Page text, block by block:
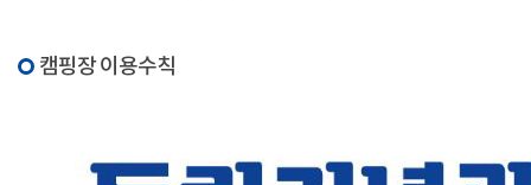
캠핑장 이용수칙